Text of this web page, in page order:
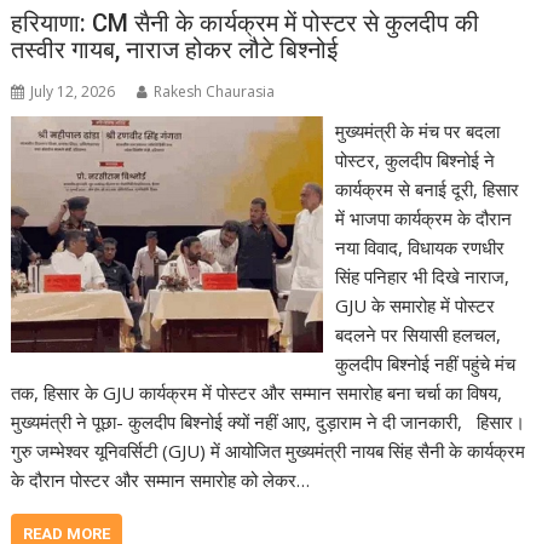
हरियाणा: CM सैनी के कार्यक्रम में पोस्टर से कुलदीप की
तस्वीर गायब, नाराज होकर लौटे बिश्नोई
July 12, 2026 Rakesh Chaurasia
मुख्यमंत्री के मंच पर बदला
पोस्टर, कुलदीप बिश्नोई ने
कार्यक्रम से बनाई दूरी, हिसार
में भाजपा कार्यक्रम के दौरान
नया विवाद, विधायक रणधीर
सिंह पनिहार भी दिखे नाराज,
GJU के समारोह में पोस्टर
बदलने पर सियासी हलचल,
कुलदीप बिश्नोई नहीं पहुंचे मंच
तक, हिसार के GJU कार्यक्रम में पोस्टर और सम्मान समारोह बना चर्चा का विषय,
मुख्यमंत्री ने पूछा- कुलदीप बिश्नोई क्यों नहीं आए, दुड़ाराम ने दी जानकारी, हिसार।
गुरु जम्भेश्वर यूनिवर्सिटी (GJU) में आयोजित मुख्यमंत्री नायब सिंह सैनी के कार्यक्रम
के दौरान पोस्टर और सम्मान समारोह को लेकर…
READ MORE